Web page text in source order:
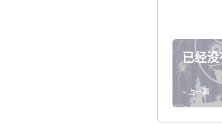
已经
« 上一篇